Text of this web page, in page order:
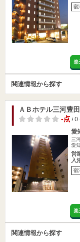
宿
楽
関連情報から探す
ＡＢホテル三河豊田
-点/ 0
愛
三
愛
営
入
宿
楽
関連情報から探す